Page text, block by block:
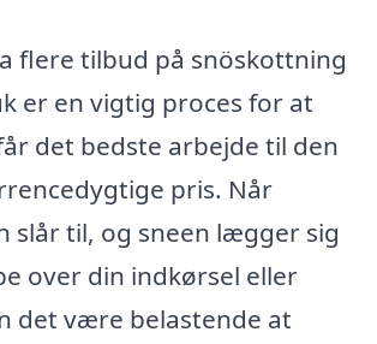
flere tilbud på snöskottning
er en vigtig proces for at
det bedste arbejde til den
pris. Når
slår til, og sneen lægger sig
over din indkørsel eller
det være belastende at